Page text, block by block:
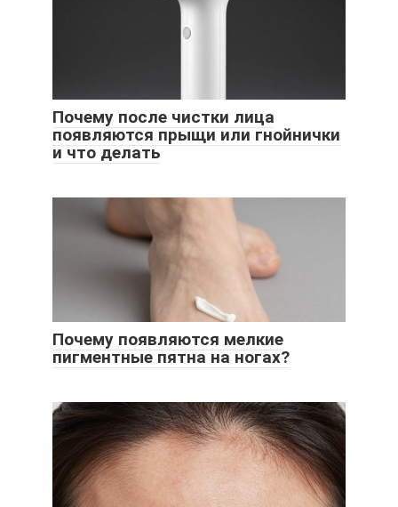
Почему после чистки лица
появляются прыщи или гнойнички
и что делать
Почему появляются мелкие
пигментные пятна на ногах?